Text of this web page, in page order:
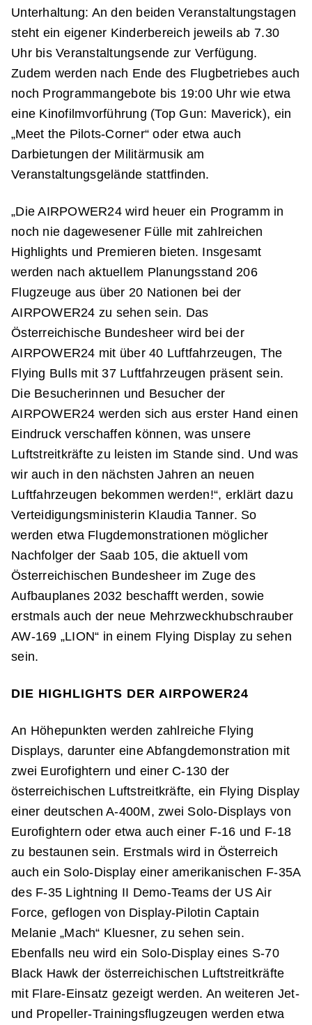
Unterhaltung: An den beiden Veranstaltungstagen
steht ein eigener Kinderbereich jeweils ab 7.30
Uhr bis Veranstaltungsende zur Verfügung.
Zudem werden nach Ende des Flugbetriebes auch
noch Programmangebote bis 19:00 Uhr wie etwa
eine Kinofilmvorführung (Top Gun: Maverick), ein
„Meet the Pilots-Corner“ oder etwa auch
Darbietungen der Militärmusik am
Veranstaltungsgelände stattfinden.
„Die AIRPOWER24 wird heuer ein Programm in
noch nie dagewesener Fülle mit zahlreichen
Highlights und Premieren bieten. Insgesamt
werden nach aktuellem Planungsstand 206
Flugzeuge aus über 20 Nationen bei der
AIRPOWER24 zu sehen sein. Das
Österreichische Bundesheer wird bei der
AIRPOWER24 mit über 40 Luftfahrzeugen, The
Flying Bulls mit 37 Luftfahrzeugen präsent sein.
Die Besucherinnen und Besucher der
AIRPOWER24 werden sich aus erster Hand einen
Eindruck verschaffen können, was unsere
Luftstreitkräfte zu leisten im Stande sind. Und was
wir auch in den nächsten Jahren an neuen
Luftfahrzeugen bekommen werden!“, erklärt dazu
Verteidigungsministerin Klaudia Tanner. So
werden etwa Flugdemonstrationen möglicher
Nachfolger der Saab 105, die aktuell vom
Österreichischen Bundesheer im Zuge des
Aufbauplanes 2032 beschafft werden, sowie
erstmals auch der neue Mehrzweckhubschrauber
AW-169 „LION“ in einem Flying Display zu sehen
sein.
DIE HIGHLIGHTS DER AIRPOWER24
An Höhepunkten werden zahlreiche Flying
Displays, darunter eine Abfangdemonstration mit
zwei Eurofightern und einer C-130 der
österreichischen Luftstreitkräfte, ein Flying Display
einer deutschen A-400M, zwei Solo-Displays von
Eurofightern oder etwa auch einer F-16 und F-18
zu bestaunen sein. Erstmals wird in Österreich
auch ein Solo-Display einer amerikanischen F-35A
des F-35 Lightning II Demo-Teams der US Air
Force, geflogen von Display-Pilotin Captain
Melanie „Mach“ Kluesner, zu sehen sein.
Ebenfalls neu wird ein Solo-Display eines S-70
Black Hawk der österreichischen Luftstreitkräfte
mit Flare-Einsatz gezeigt werden. An weiteren Jet-
und Propeller-Trainingsflugzeugen werden etwa